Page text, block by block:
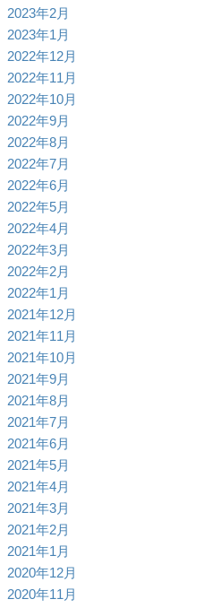
2023年2月
2023年1月
2022年12月
2022年11月
2022年10月
2022年9月
2022年8月
2022年7月
2022年6月
2022年5月
2022年4月
2022年3月
2022年2月
2022年1月
2021年12月
2021年11月
2021年10月
2021年9月
2021年8月
2021年7月
2021年6月
2021年5月
2021年4月
2021年3月
2021年2月
2021年1月
2020年12月
2020年11月